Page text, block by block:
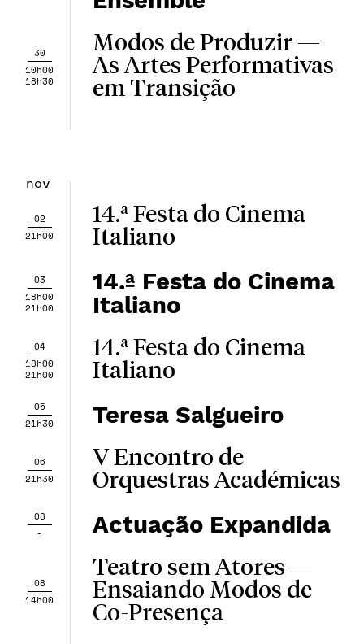
30
10h00
18h30
Modos de Produzir —
As Artes Performativas
em Transição
nov
02
21h00
14.ª Festa do Cinema
Italiano
03
18h00
21h00
14.ª Festa do Cinema
Italiano
04
18h00
21h00
14.ª Festa do Cinema
Italiano
05
21h30
Teresa Salgueiro
06
21h30
V Encontro de
Orquestras Académicas
08
-
Actuação Expandida
08
14h00
Teatro sem Atores —
Ensaiando Modos de
Co-Presença